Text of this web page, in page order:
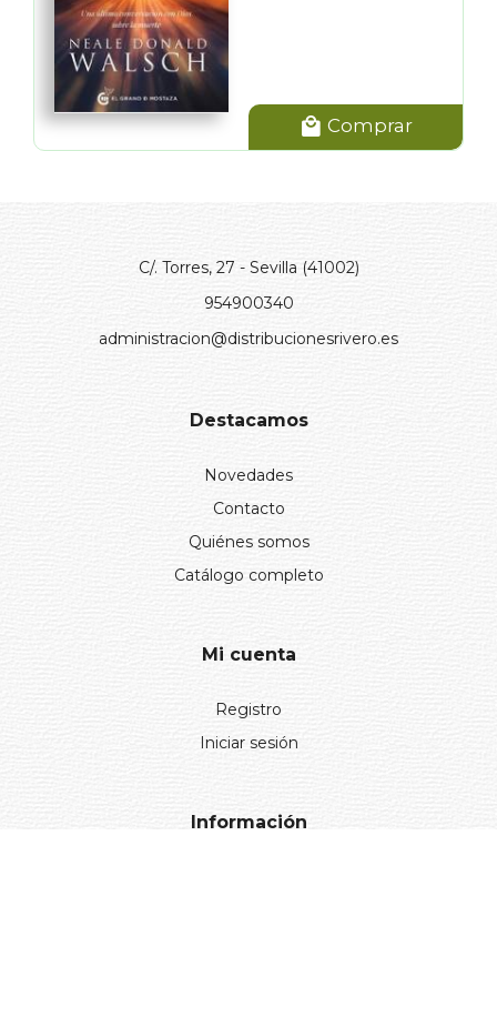
Comprar
C/. Torres, 27 - Sevilla (41002)
954900340
administracion@distribucionesrivero.es
Destacamos
Novedades
Contacto
Quiénes somos
Catálogo completo
Mi cuenta
Registro
Iniciar sesión
Información